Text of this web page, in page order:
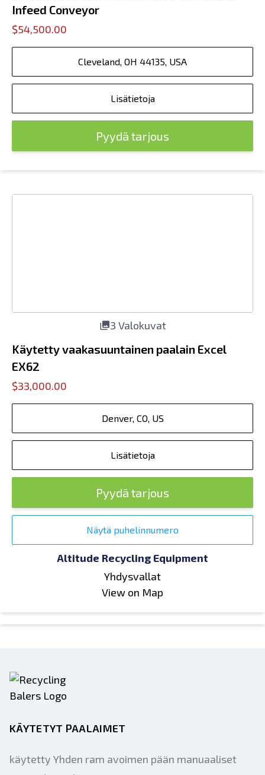
Infeed Conveyor
$54,500.00
Cleveland, OH 44135, USA
Lisätietoja
Pyydä tarjous
3 Valokuvat
Käytetty vaakasuuntainen paalain Excel
EX62
$33,000.00
Denver, CO, US
Lisätietoja
Pyydä tarjous
Näytä puhelinnumero
Altitude Recycling Equipment
Yhdysvallat
View on Map
KÄYTETYT PAALAIMET
käytetty Yhden ram avoimen pään manuaaliset